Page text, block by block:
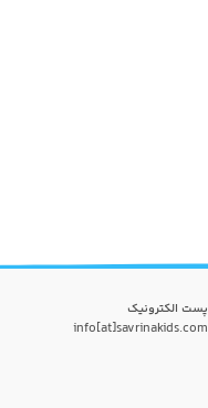
پست الکترونیک
info[at]savrinakids.com